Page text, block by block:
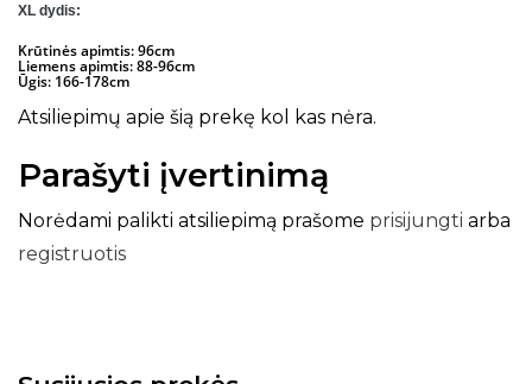
XL dydis:
Krūtinės apimtis: 96cm
Liemens apimtis: 88-96cm
Ūgis: 166-178cm
Atsiliepimų apie šią prekę kol kas nėra.
Parašyti įvertinimą
Norėdami palikti atsiliepimą prašome prisijungti arba
registruotis